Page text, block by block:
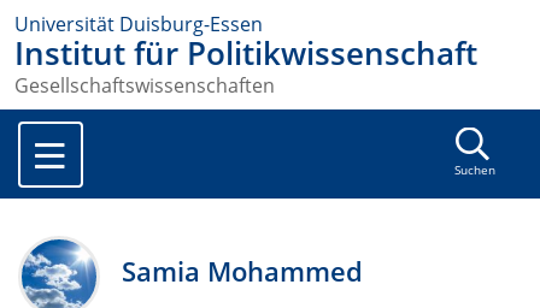
Universität Duisburg-Essen
Institut für Politikwissenschaft
Gesellschaftswissenschaften
Suchen
Samia Mohammed